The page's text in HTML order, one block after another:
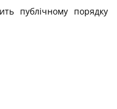
публічному порядку